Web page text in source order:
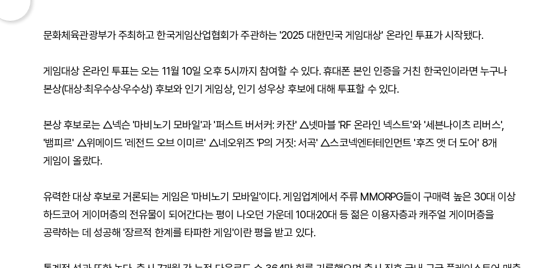
문화체육관광부가 주최하고 한국게임산업협회가 주관하는 '2025 대한민국 게임대상' 온라인 투표가 시작됐다.
게임대상 온라인 투표는 오는 11월 10일 오후 5시까지 참여할 수 있다. 휴대폰 본인 인증을 거친 한국인이라면 누구나
본상(대상·최우수상·우수상) 후보와 인기 게임상, 인기 성우상 후보에 대해 투표할 수 있다.
본상 후보로는 △넥슨 '마비노기 모바일'과 '퍼스트 버서커: 카잔' △넷마블 'RF 온라인 넥스트'와 '세븐나이츠 리버스',
'뱀피르' △위메이드 '레전드 오브 이미르' △네오위즈 'P의 거짓: 서곡' △스코넥엔터테인먼트 '후즈 앳 더 도어' 8개
게임이 올랐다.
유력한 대상 후보로 거론되는 게임은 '마비노기 모바일'이다. 게임업계에서 주류 MMORPG들이 구매력 높은 30대 이상
하드코어 게이머층의 전유물이 되어간다는 평이 나오던 가운데 10대·20대 등 젊은 이용자층과 캐주얼 게이머층을
공략하는 데 성공해 '장르적 한계를 타파한 게임'이란 평을 받고 있다.